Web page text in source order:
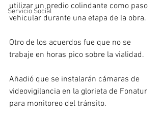
Servicio Social
utilizar un predio colindante como paso
vehicular durante una etapa de la obra.
Otro de los acuerdos fue que no se
trabaje en horas pico sobre la vialidad.
Añadió que se instalarán cámaras de
videovigilancia en la glorieta de Fonatur
para monitoreo del tránsito.